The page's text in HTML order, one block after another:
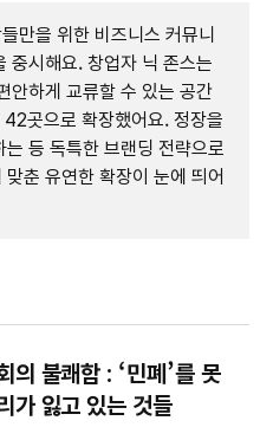
만을 위한 비즈니스 커뮤니
중시해요. 창업자 닉 존스는
안하게 교류할 수 있는 공간
곳으로 확장했어요. 정장을
등 독특한 브랜딩 전략으로
춘 유연한 확장이 눈에 띄어
의 불쾌함 : ‘민폐’를 못
가 잃고 있는 것들